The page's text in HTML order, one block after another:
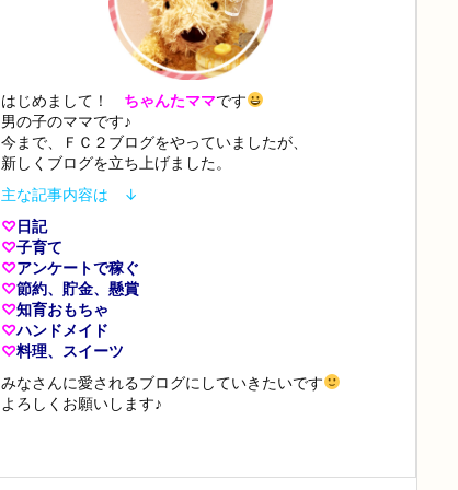
はじめまして！ ちゃんたママです
男の子のママです♪
今まで、ＦＣ２ブログをやっていましたが、
新しくブログを立ち上げました。
主な記事内容は ↓
♡日記
♡子育て
♡アンケートで稼ぐ
♡節約、貯金、懸賞
♡知育おもちゃ
♡ハンドメイド
♡料理、スイーツ
みなさんに愛されるブログにしていきたいです
よろしくお願いします♪